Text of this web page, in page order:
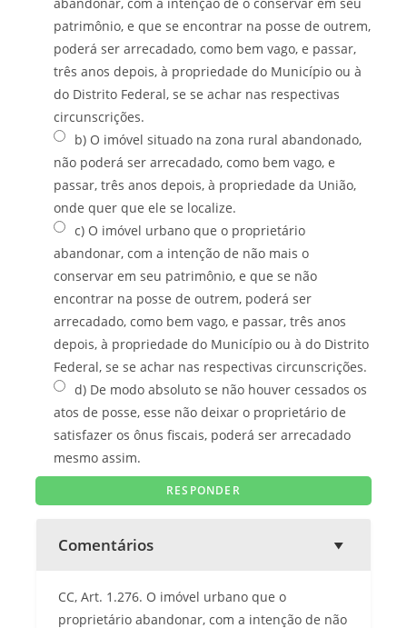
patrimônio, e que se encontrar na posse de outrem,
poderá ser arrecadado, como bem vago, e passar,
três anos depois, à propriedade do Município ou à
do Distrito Federal, se se achar nas respectivas
circunscrições.
b) O imóvel situado na zona rural abandonado,
não poderá ser arrecadado, como bem vago, e
passar, três anos depois, à propriedade da União,
onde quer que ele se localize.
c) O imóvel urbano que o proprietário
abandonar, com a intenção de não mais o
conservar em seu patrimônio, e que se não
encontrar na posse de outrem, poderá ser
arrecadado, como bem vago, e passar, três anos
depois, à propriedade do Município ou à do Distrito
Federal, se se achar nas respectivas circunscrições.
d) De modo absoluto se não houver cessados os
atos de posse, esse não deixar o proprietário de
satisfazer os ônus fiscais, poderá ser arrecadado
mesmo assim.
Comentários
CC, Art. 1.276. O imóvel urbano que o
proprietário abandonar, com a intenção de não